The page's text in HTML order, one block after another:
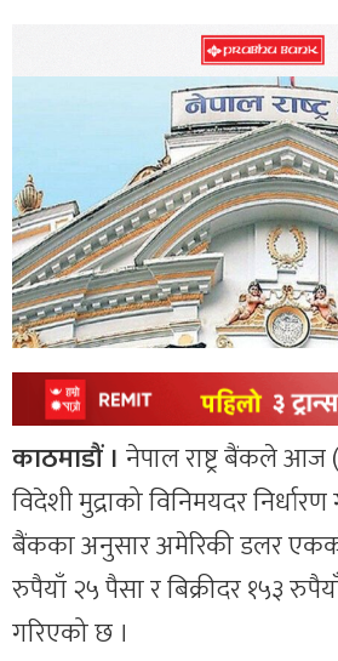
काठमाडौं । नेपाल राष्ट्र बैंकले
विदेशी मुद्राको विनिमयदर निर्धारण
बैंकका अनुसार अमेरिकी डलर
रुपैयाँ २५ पैसा र बिक्रीदर १५३
गरिएको छ ।